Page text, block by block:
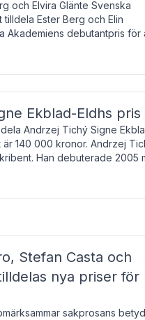
och Elvira Glänte Svenska
Ester Berg och Elin
Akademiens debutantpris för
och syftar till att lyfta fram
Ekblad-Eldhs pris
Andrzej Tichý Signe
140 000 kronor. Andrzej
Han debuterade 2005
Stefan Casta och
nya priser för
sakprosans